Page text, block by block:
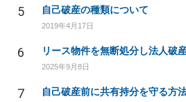
5 自己破産の種類について
2019年4月17日
6 リース物件を無断処分し法人破
2025年9月8日
7